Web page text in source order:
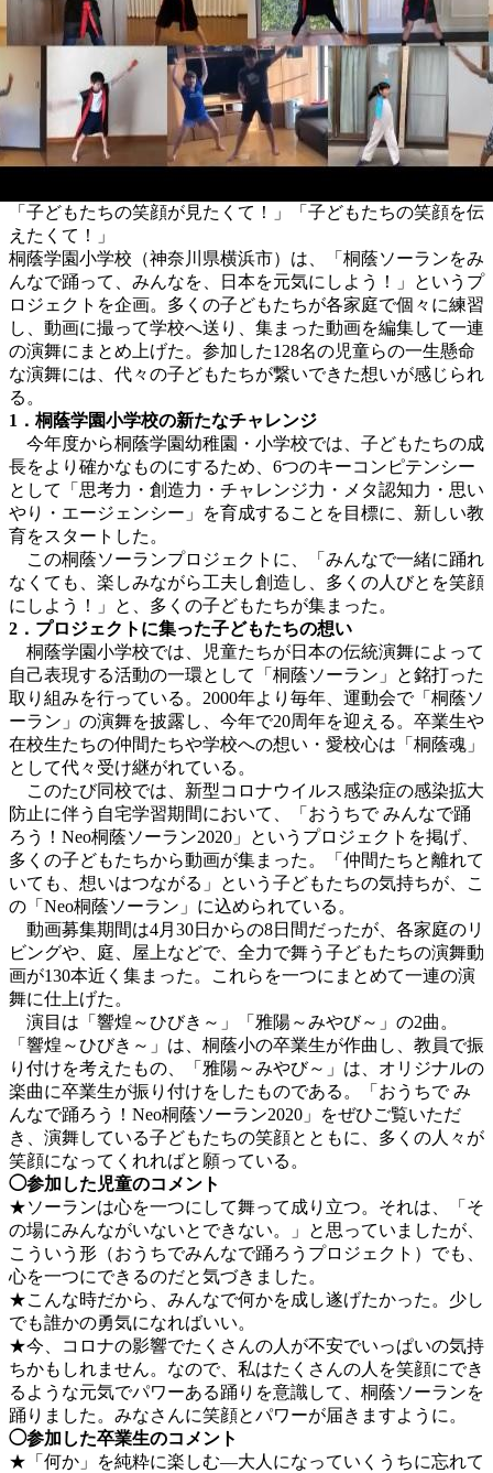
「子どもたちの笑顔が見たくて！」「子どもたちの笑顔を伝
えたくて！」
桐蔭学園小学校（神奈川県横浜市）は、「桐蔭ソーランをみ
んなで踊って、みんなを、日本を元気にしよう！」というプ
ロジェクトを企画。多くの子どもたちが各家庭で個々に練習
し、動画に撮って学校へ送り、集まった動画を編集して一連
の演舞にまとめ上げた。参加した128名の児童らの一生懸命
な演舞には、代々の子どもたちが繋いできた想いが感じられ
る。
1．桐蔭学園小学校の新たなチャレンジ
今年度から桐蔭学園幼稚園・小学校では、子どもたちの成
長をより確かなものにするため、6つのキーコンピテンシー
として「思考力・創造力・チャレンジ力・メタ認知力・思い
やり・エージェンシー」を育成することを目標に、新しい教
育をスタートした。
この桐蔭ソーランプロジェクトに、「みんなで一緒に踊れ
なくても、楽しみながら工夫し創造し、多くの人びとを笑顔
にしよう！」と、多くの子どもたちが集まった。
2．プロジェクトに集った子どもたちの想い
桐蔭学園小学校では、児童たちが日本の伝統演舞によって
自己表現する活動の一環として「桐蔭ソーラン」と銘打った
取り組みを行っている。2000年より毎年、運動会で「桐蔭ソ
ーラン」の演舞を披露し、今年で20周年を迎える。卒業生や
在校生たちの仲間たちや学校への想い・愛校心は「桐蔭魂」
として代々受け継がれている。
このたび同校では、新型コロナウイルス感染症の感染拡大
防止に伴う自宅学習期間において、「おうちで みんなで踊
ろう！Neo桐蔭ソーラン2020」というプロジェクトを掲げ、
多くの子どもたちから動画が集まった。「仲間たちと離れて
いても、想いはつながる」という子どもたちの気持ちが、こ
の「Neo桐蔭ソーラン」に込められている。
動画募集期間は4月30日からの8日間だったが、各家庭のリ
ビングや、庭、屋上などで、全力で舞う子どもたちの演舞動
画が130本近く集まった。これらを一つにまとめて一連の演
舞に仕上げた。
演目は「響煌～ひびき～」「雅陽～みやび～」の2曲。
「響煌～ひびき～」は、桐蔭小の卒業生が作曲し、教員で振
り付けを考えたもの、「雅陽～みやび～」は、オリジナルの
楽曲に卒業生が振り付けをしたものである。「おうちで み
んなで踊ろう！Neo桐蔭ソーラン2020」をぜひご覧いただ
き、演舞している子どもたちの笑顔とともに、多くの人々が
笑顔になってくれればと願っている。
◯参加した児童のコメント
★ソーランは心を一つにして舞って成り立つ。それは、「そ
の場にみんながいないとできない。」と思っていましたが、
こういう形（おうちでみんなで踊ろうプロジェクト）でも、
心を一つにできるのだと気づきました。
★こんな時だから、みんなで何かを成し遂げたかった。少し
でも誰かの勇気になればいい。
★今、コロナの影響でたくさんの人が不安でいっぱいの気持
ちかもしれません。なので、私はたくさんの人を笑顔にでき
るような元気でパワーある踊りを意識して、桐蔭ソーランを
踊りました。みなさんに笑顔とパワーが届きますように。
◯参加した卒業生のコメント
★「何か」を純粋に楽しむ―大人になっていくうちに忘れて